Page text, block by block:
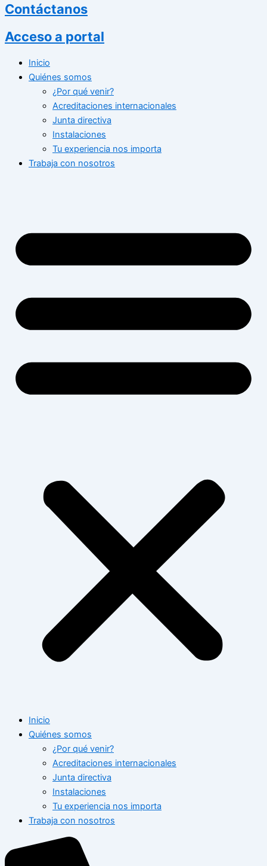
Contáctanos
Acceso a portal
Inicio
Quiénes somos
¿Por qué venir?
Acreditaciones internacionales
Junta directiva
Instalaciones
Tu experiencia nos importa
Trabaja con nosotros
Inicio
Quiénes somos
¿Por qué venir?
Acreditaciones internacionales
Junta directiva
Instalaciones
Tu experiencia nos importa
Trabaja con nosotros